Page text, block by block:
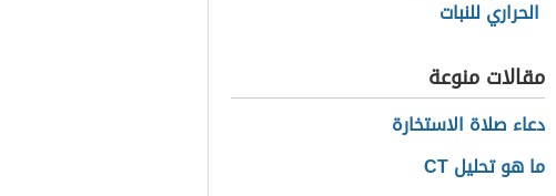
بحث عن الإجهاد
الحراري للنبات